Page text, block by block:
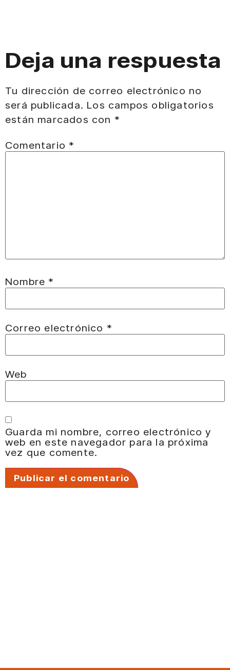
Deja una respuesta
Tu dirección de correo electrónico no
será publicada. Los campos obligatorios
están marcados con *
Comentario *
Nombre *
Correo electrónico *
Web
Guarda mi nombre, correo electrónico y
web en este navegador para la próxima
vez que comente.